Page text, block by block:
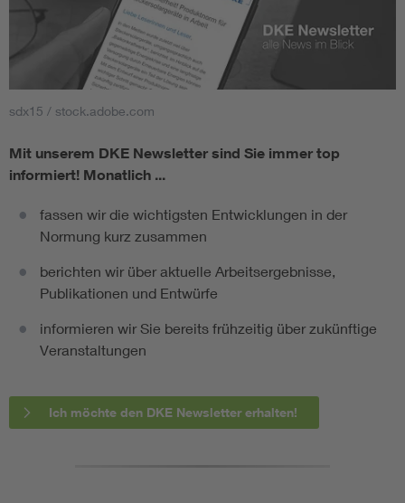
sdx15 / stock.adobe.com
Mit unserem DKE Newsletter sind Sie immer top
informiert! Monatlich ...
fassen wir die wichtigsten Entwicklungen in der
Normung kurz zusammen
berichten wir über aktuelle Arbeitsergebnisse,
Publikationen und Entwürfe
informieren wir Sie bereits frühzeitig über zukünftige
Veranstaltungen
Ich möchte den DKE Newsletter erhalten!